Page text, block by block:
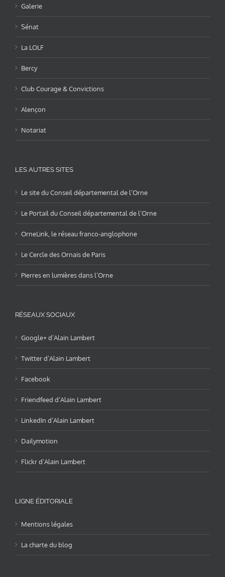
Galerie
Sénat
La LOLF
Bercy
Club Courage & Convictions
Alençon
Notariat
LES AUTRES SITES
Le site du Conseil départemental de l’Orne
Le Portail du Conseil départemental de l’Orne
OrneLink, le réseau franco-anglophone
Le Cercle des Ornais de Paris
Pierres en lumières dans l’Orne
RÉSEAUX SOCIAUX
Google+ d’Alain Lambert
Twitter d’Alain Lambert
Facebook
Friendfeed d’Alain Lambert
LinkedIn d’Alain Lambert
Dailymotion
Flickr d’Alain Lambert
LIGNE ÉDITORIALE
Mentions légales
La charte du blog